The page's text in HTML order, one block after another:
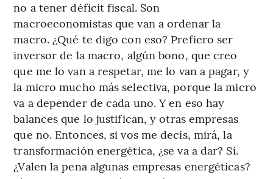
no a tener déficit fiscal. Son
macroeconomistas que van a ordenar la
macro. ¿Qué te digo con eso? Prefiero ser
inversor de la macro, algún bono, que creo
que me lo van a respetar, me lo van a pagar, y
la micro mucho más selectiva, porque la micro
va a depender de cada uno. Y en eso hay
balances que lo justifican, y otras empresas
que no. Entonces, si vos me decís, mirá, la
transformación energética, ¿se va a dar? Sí.
¿Valen la pena algunas empresas energéticas?